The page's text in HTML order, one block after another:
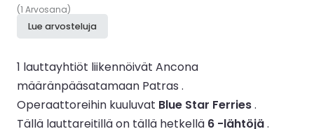
(1 Arvosana)
Lue arvosteluja
1 lauttayhtiöt liikennöivät Ancona
määränpääsatamaan Patras .
Operaattoreihin kuuluvat Blue Star Ferries.
Tällä lauttareitillä on tällä hetkellä 6 -lähtöjä.